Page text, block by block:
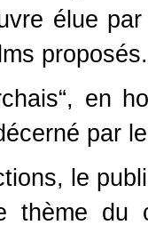
élue
en
par
le
thème du